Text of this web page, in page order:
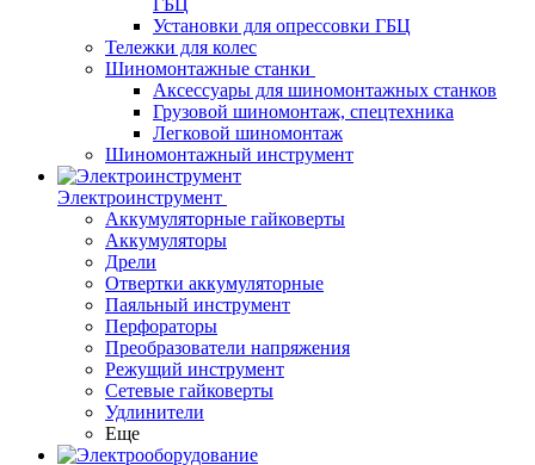
ГБЦ
Установки для опрессовки ГБЦ
Тележки для колес
Шиномонтажные станки
Аксессуары для шиномонтажных станков
Грузовой шиномонтаж, спецтехника
Легковой шиномонтаж
Шиномонтажный инструмент
Электроинструмент
Аккумуляторные гайковерты
Аккумуляторы
Дрели
Отвертки аккумуляторные
Паяльный инструмент
Перфораторы
Преобразователи напряжения
Режущий инструмент
Сетевые гайковерты
Удлинители
Еще